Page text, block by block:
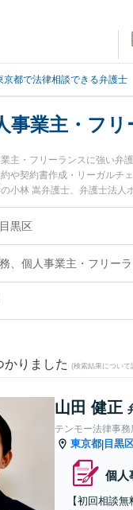
京都で法律相談できる弁護士
事業主・フ
主・フリーランスに強い弁
や契約書作成・リーガルチ
小林 嵩弁護士、弁護士法
・フリーランスのトラブル
・フリーランスを法律相談で
黒区
、個人事業主・フリー
かりました (検索結果について
山田 健正
テンモー法律事務
東京都| 目黒
個人
【初回相談